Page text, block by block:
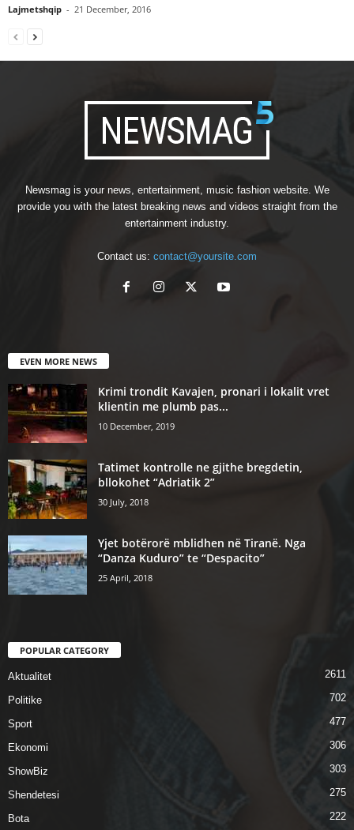
Lajmetshqip - 21 December, 2016
Newsmag is your news, entertainment, music fashion website. We
provide you with the latest breaking news and videos straight from the
entertainment industry.
Contact us: contact@yoursite.com
EVEN MORE NEWS
Krimi trondit Kavajen, pronari i lokalit vret
klientin me plumb pas...
10 December, 2019
Tatimet kontrolle ne gjithe bregdetin,
bllokohet “Adriatik 2”
30 July, 2018
Yjet botërorë mblidhen në Tiranë. Nga
“Danza Kuduro” te “Despacito”
25 April, 2018
POPULAR CATEGORY
Aktualitet 2611
Politike 702
Sport 477
Ekonomi 306
ShowBiz 303
Shendetesi 275
Bota 222